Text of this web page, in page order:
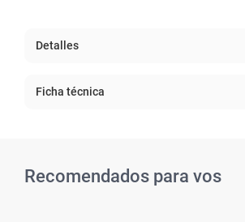
Detalles
Ficha técnica
Recomendados para vos